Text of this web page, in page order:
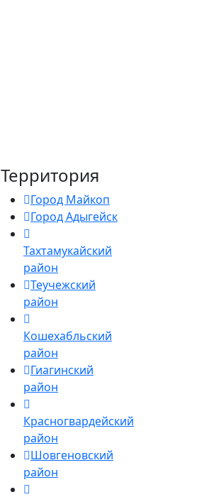
Территория
Город Майкоп
Город Адыгейск
Тахтамукайский
район
Теучежский
район
Кошехабльский
район
Гиагинский
район
Красногвардейский
район
Шовгеновский
район